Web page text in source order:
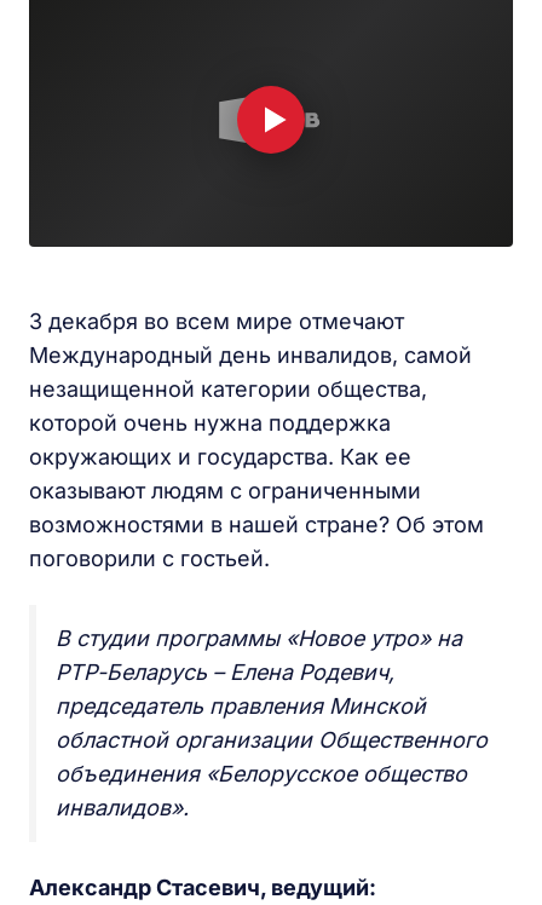
3 декабря во всем мире отмечают
Международный день инвалидов, самой
незащищенной категории общества,
которой очень нужна поддержка
окружающих и государства. Как ее
оказывают людям с ограниченными
возможностями в нашей стране? Об этом
поговорили с гостьей.
В студии программы «Новое утро» на
РТР-Беларусь – Елена Родевич,
председатель правления Минской
областной организации Общественного
объединения «Белорусское общество
инвалидов».
Александр Стасевич, ведущий: